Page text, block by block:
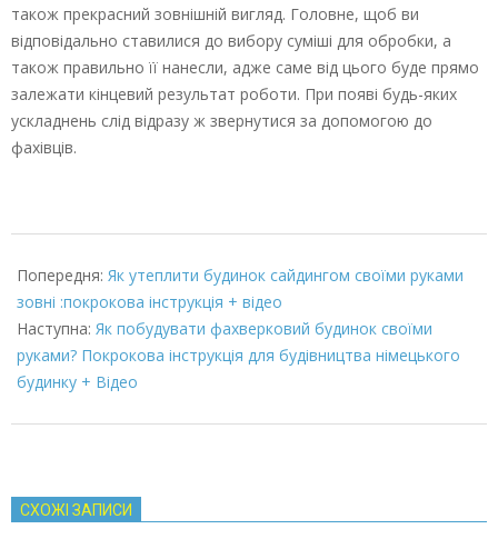
також прекрасний зовнішній вигляд. Головне, щоб ви
відповідально ставилися до вибору суміші для обробки, а
також правильно її нанесли, адже саме від цього буде прямо
залежати кінцевий результат роботи. При появі будь-яких
ускладнень слід відразу ж звернутися за допомогою до
фахівців.
01-
29
Попередня: Як утеплити будинок сайдингом своїми руками
зовні :покрокова інструкція + відео
Наступна: Як побудувати фахверковий будинок своїми
руками? Покрокова інструкція для будівництва німецького
будинку + Відео
СХОЖІ ЗАПИСИ